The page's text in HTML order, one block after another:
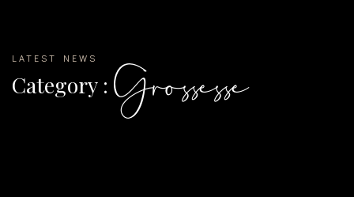
LATEST NEWS
Category : Grossesse